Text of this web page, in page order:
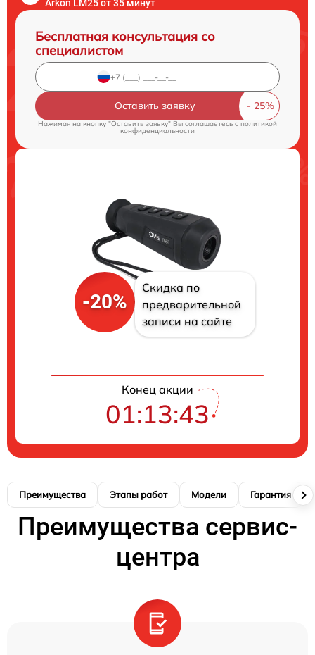
Arkon LM25 от 35 минут
Бесплатная консультация со
специалистом
Оставить заявку
Нажимая на кнопку "Оставить заявку" Вы соглашаетесь c политикой
конфиденциальности
-20%
Скидка по
предварительной
записи на сайте
Конец акции
01:13:42
Преимущества Этапы работ Модели Гарантия
Преимущества сервис-
центра